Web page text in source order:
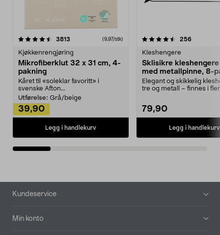
3813 anmeldelser(9,97/stk)
Kjøkkenrengjøring
Mikrofiberklut 32 x 31 cm, 4-
pakning
Kåret til «soleklar favoritt» i
svenske Afton...
Utførelse: Grå/beige
39,90
Legg i handlekurv
4.5av 5 stjerner 256
Kleshengere
Sklisikre
med metallpinne, 8-
Elegant og skikkelig
tre og metall – finnes i
79,90
Legg i handlekurv
4.5av 5 stjerner
Bunntekst
Kundeservice
Min konto